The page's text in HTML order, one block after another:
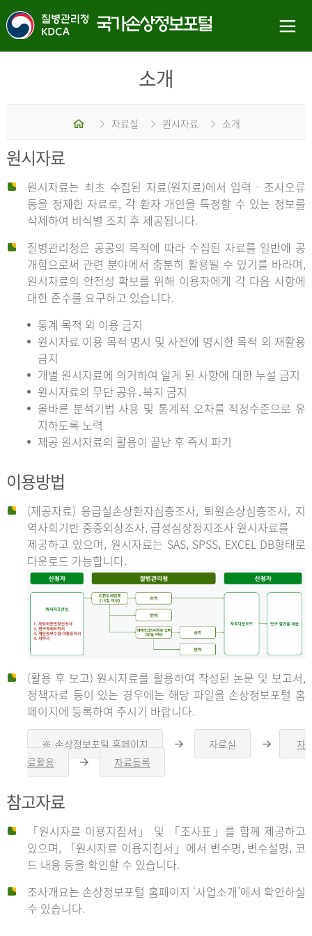
소개
홈 자료실 원시자료 소개
원시자료
원시자료는 최초 수집된 자료(원자료)에서 입력 · 조사오류
등을 정제한 자료로, 각 환자 개인을 특정할 수 있는 정보를
삭제하여 비식별 조치 후 제공됩니다.
질병관리청은 공공의 목적에 따라 수집된 자료를 일반에 공
개함으로써 관련 분야에서 충분히 활용될 수 있기를 바라며,
원시자료의 안전성 확보를 위해 이용자에게 각 다음 사항에
대한 준수를 요구하고 있습니다.
통계 목적 외 이용 금지
원시자료 이용 목적 명시 및 사전에 명시한 목적 외 재활용
금지
개별 원시자료에 의거하여 알게 된 사항에 대한 누설 금지
원시자료의 무단 공유․복지 금지
올바른 분석기법 사용 및 통계적 오차를 적정수준으로 유
지하도록 노력
제공 원시자료의 활용이 끝난 후 즉시 파기
이용방법
(제공자료) 응급실손상환자심층조사, 퇴원손상심층조사, 지
역사회기반 중증외상조사, 급성심장정지조사 원시자료를
제공하고 있으며, 원시자료는 SAS, SPSS, EXCEL DB형태로
다운로드 가능합니다.
신
청
자
신
청
자
는
1.
자
(활용 후 보고) 원시자료를 활용하여 작성된 논문 및 보고서,
정책자료 등이 있는 경우에는 해당 파일을 손상정보포털 홈
페이지에 등록하여 주시기 바랍니다.
※ 손상정보포털 홈페이지
른
자료실
른
자
료활용
른
자료등록
참고자료
「원시자료 이용지침서」 및 「조사표」를 함께 제공하고
있으며, 「원시자료 이용지침서」에서 변수명, 변수설명, 코
드 내용 등을 확인할 수 있습니다.
조사개요는 손상정보포털 홈페이지 ‘사업소개’에서 확인하실
수 있습니다.